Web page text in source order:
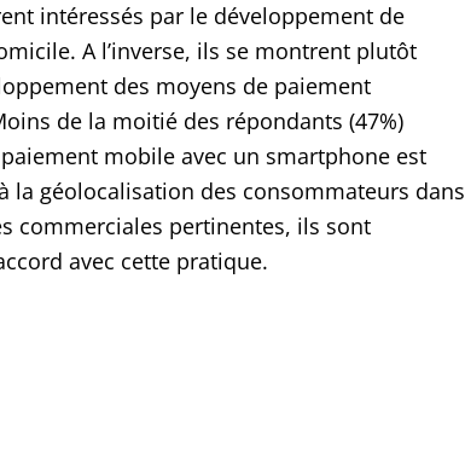
intéressés par le développement de
A l’inverse, ils se montrent plutôt
des moyens de paiement
de la moitié des répondants (47%)
mobile avec un smartphone est
la géolocalisation des consommateurs dans
commerciales pertinentes, ils sont
avec cette pratique.